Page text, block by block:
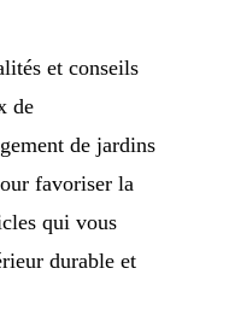
et conseils
de
de jardins
favoriser la
qui vous
durable et